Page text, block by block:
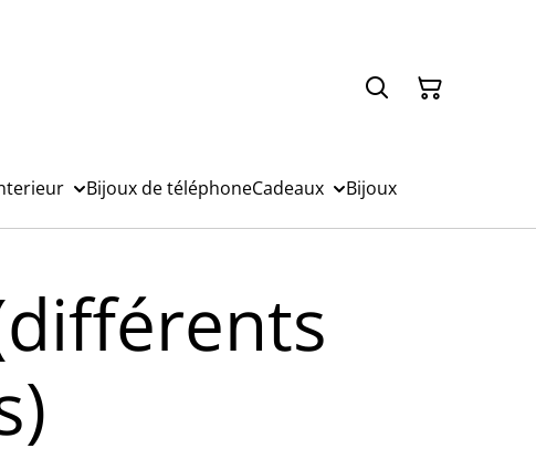
Bijoux de téléphoneCadeaux Bijoux